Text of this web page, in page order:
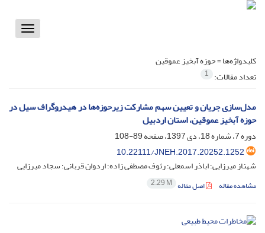
Toggle
کلیدواژه‌ها =حوزه‌ آبخیز عموقین
تعداد مقالات: 1
مدل‌سازی جریان و تعیین سهم مشارکت زیرحوزه‌ها در هیدروگراف سیل در
حوزه‌ آبخیز عموقین، استان اردبیل
دوره 7، شماره 18، دی 1397، صفحه
89-108
10.22111/JNEH.2017.20252.1252
شهناز میرزایی؛ اباذر اسمعلی؛ رئوف مصطفی زاده؛ اردوان قربانی؛ سجاد میرزایی
مشاهده مقاله اصل مقاله 2.29 M